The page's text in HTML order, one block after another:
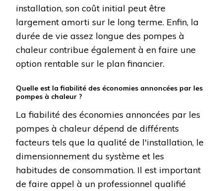
installation, son coût initial peut être
largement amorti sur le long terme. Enfin, la
durée de vie assez longue des pompes à
chaleur contribue également à en faire une
option rentable sur le plan financier.
Quelle est la fiabilité des économies annoncées par les
pompes à chaleur ?
La fiabilité des économies annoncées par les
pompes à chaleur dépend de différents
facteurs tels que la qualité de l'installation, le
dimensionnement du système et les
habitudes de consommation. Il est important
de faire appel à un professionnel qualifié